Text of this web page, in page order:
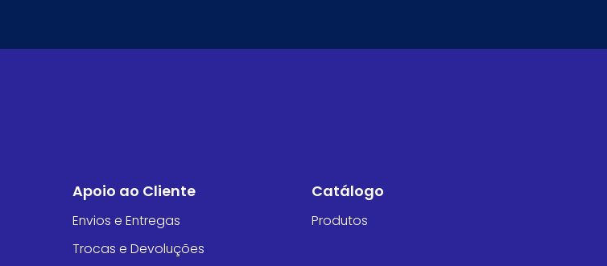
Apoio ao Cliente
Envios e Entregas
Trocas e Devoluções
Catálogo
Produtos